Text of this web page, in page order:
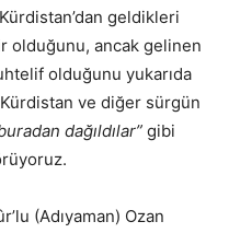
geldikleri
olduğunu, ancak gelinen
olduğunu yukarıda
ve diğer sürgün
dağıldılar” gibi
(Adıyaman) Ozan